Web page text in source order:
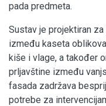
pada predmeta.
Sustav je projektiran
između kaseta
kiše i vlage, a također
prljavštine između
fasada zadržava
potrebe za